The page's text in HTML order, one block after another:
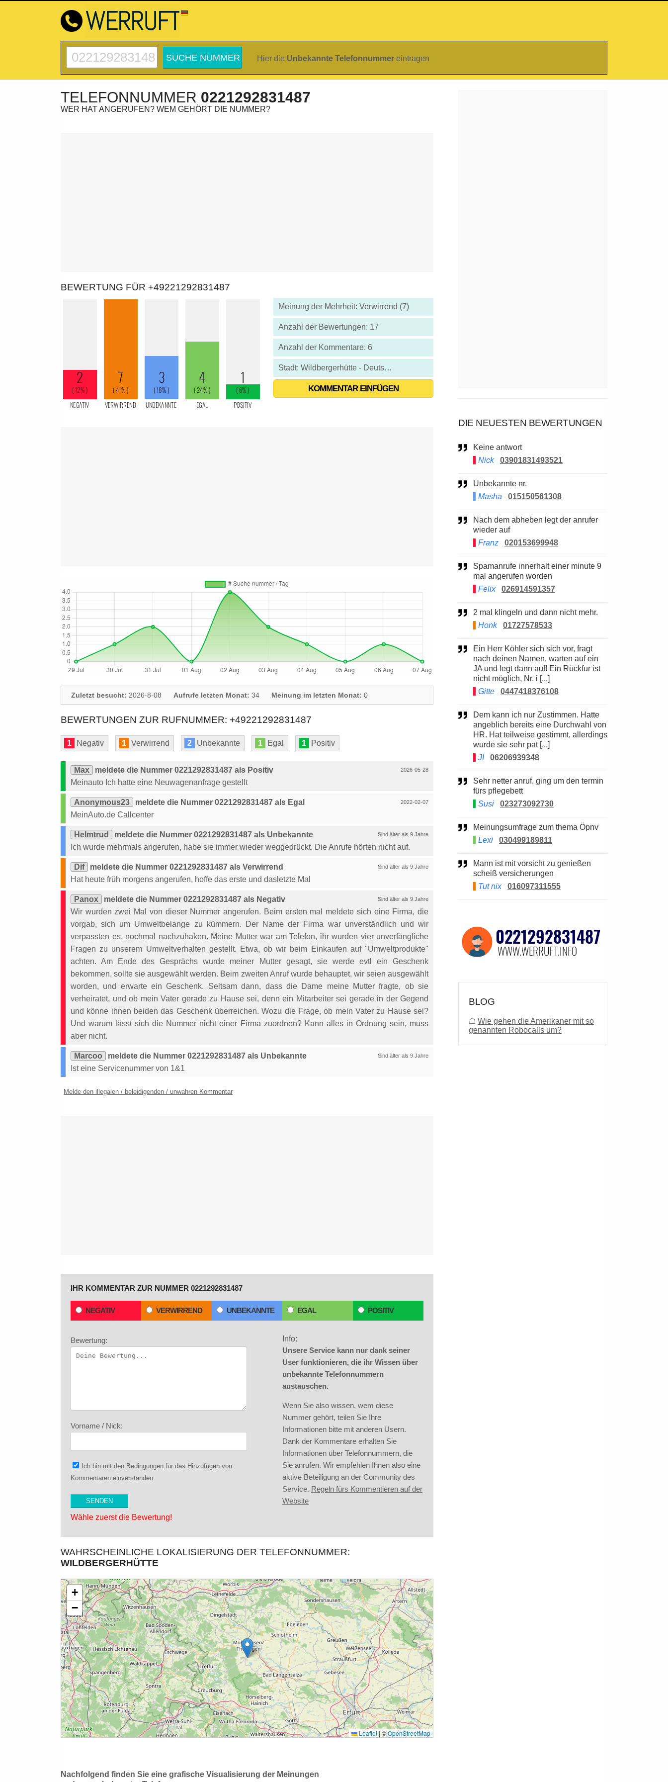
Hier die Unbekannte Telefonnummer eintragen
TELEFONNUMMER 0221292831487
WER HAT ANGERUFEN? WEM GEHÖRT DIE NUMMER?
BEWERTUNG FÜR +49221292831487
Meinung der Mehrheit: Verwirrend (7)
Anzahl der Bewertungen: 17
Anzahl der Kommentare: 6
Stadt: Wildbergerhütte - Deutschland
KOMMENTAR EINFÜGEN
Zuletzt besucht: 2026-8-08 Aufrufe letzten Monat: 34 Meinung im letzten Monat: 0
BEWERTUNGEN ZUR RUFNUMMER: +49221292831487
1 Negativ 1 Verwirrend 2 Unbekannte 1 Egal 1 Positiv
2026-05-28
Max
meldete die Nummer 0221292831487 als Positiv
Meinauto Ich hatte eine Neuwagenanfrage gestellt
2022-02-07
Anonymous23
meldete die Nummer 0221292831487 als Egal
MeinAuto.de Callcenter
Sind älter als 9 Jahre
Helmtrud
meldete die Nummer 0221292831487 als Unbekannte
Ich wurde mehrmals angerufen, habe sie immer wieder weggedrückt. Die Anrufe hörten nicht auf.
Sind älter als 9 Jahre
Dif
meldete die Nummer 0221292831487 als Verwirrend
Hat heute früh morgens angerufen, hoffe das erste und dasletzte Mal
Sind älter als 9 Jahre
Panox
meldete die Nummer 0221292831487 als Negativ
Wir wurden zwei Mal von dieser Nummer angerufen. Beim ersten mal meldete sich eine Firma, die
vorgab, sich um Umweltbelange zu kümmern. Der Name der Firma war unverständlich und wir
verpassten es, nochmal nachzuhaken. Meine Mutter war am Telefon, ihr wurden vier unverfängliche
Fragen zu unserem Umweltverhalten gestellt. Etwa, ob wir beim Einkaufen auf "Umweltprodukte"
achten. Am Ende des Gesprächs wurde meiner Mutter gesagt, sie werde evtl ein Geschenk
bekommen, sollte sie ausgewählt werden. Beim zweiten Anruf wurde behauptet, wir seien ausgewählt
worden, und erwarte ein Geschenk. Seltsam dann, dass die Dame meine Mutter fragte, ob sie
verheiratet, und ob mein Vater gerade zu Hause sei, denn ein Mitarbeiter sei gerade in der Gegend
und könne ihnen beiden das Geschenk überreichen. Wozu die Frage, ob mein Vater zu Hause sei?
Und warum lässt sich die Nummer nicht einer Firma zuordnen? Kann alles in Ordnung sein, muss
aber nicht.
Sind älter als 9 Jahre
Marcoo
meldete die Nummer 0221292831487 als Unbekannte
Ist eine Servicenummer von 1&1
Melde den illegalen / beleidigenden / unwahren Kommentar
IHR KOMMENTAR ZUR NUMMER 0221292831487
NEGATIV VERWIRREND UNBEKANNTE EGAL POSITIV
Bewertung:
Vorname / Nick:
Ich bin mit den Bedingungen für das Hinzufügen von
Kommentaren einverstanden
Wähle zuerst die Bewertung!
Info:
Unsere Service kann nur dank seiner
User funktionieren, die ihr Wissen über
unbekannte Telefonnummern
austauschen.
Wenn Sie also wissen, wem diese
Nummer gehört, teilen Sie Ihre
Informationen bitte mit anderen Usern.
Dank der Kommentare erhalten Sie
Informationen über Telefonnummern, die
Sie anrufen. Wir empfehlen Ihnen also eine
aktive Beteiligung an der Community des
Service. Regeln fürs Kommentieren auf der
Website
WAHRSCHEINLICHE LOKALISIERUNG DER TELEFONNUMMER:
WILDBERGERHÜTTE
Nachfolgend finden Sie eine grafische Visualisierung der Meinungen
DIE NEUESTEN BEWERTUNGEN
Keine antwort
Nick
03901831493521
Unbekannte nr.
Masha
015150561308
Nach dem abheben legt der anrufer
wieder auf
Franz
020153699948
Spamanrufe innerhalt einer minute 9
mal angerufen worden
Felix
026914591357
2 mal klingeln und dann nicht mehr.
Honk
01727578533
Ein Herr Köhler sich sich vor, fragt
nach deinen Namen, warten auf ein
JA und legt dann auf! Ein Rückfur ist
nicht möglich, Nr. i [...]
Gitte
0447418376108
Dem kann ich nur Zustimmen. Hatte
angeblich bereits eine Durchwahl von
HR. Hat teilweise gestimmt, allerdings
wurde sie sehr pat [...]
JI
06206939348
Sehr netter anruf, ging um den termin
fürs pflegebett
Susi
023273092730
Meinungsumfrage zum thema Öpnv
Lexi
030499189811
Mann ist mit vorsicht zu genießen
scheiß versicherungen
Tut nix
016097311555
BLOG
☖ Wie gehen die Amerikaner mit so
genannten Robocalls um?